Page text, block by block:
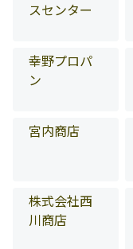
スセンター
幸野プロパ
ン
宮内商店
株式会社西
川商店